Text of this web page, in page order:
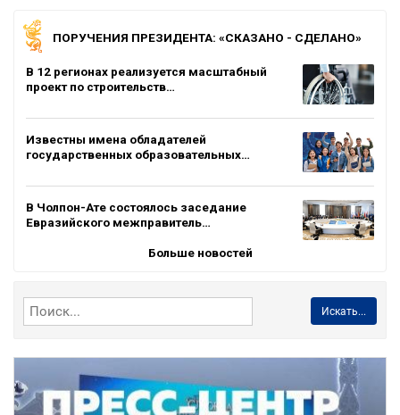
ПОРУЧЕНИЯ ПРЕЗИДЕНТА: «СКАЗАНО - СДЕЛАНО»
В 12 регионах реализуется масштабный
проект по строительств…
Известны имена обладателей
государственных образовательных…
В Чолпон-Ате состоялось заседание
Евразийского межправитель…
Больше новостей
Искать...